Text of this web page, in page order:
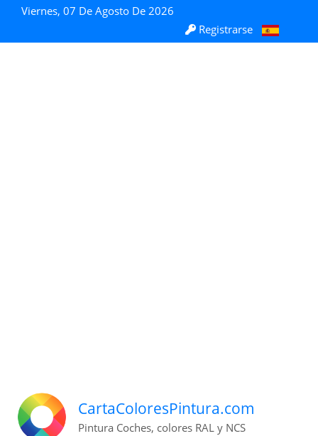
Viernes, 07 De Agosto De 2026
Registrarse
CartaColoresPintura.com
Pintura Coches, colores RAL y NCS